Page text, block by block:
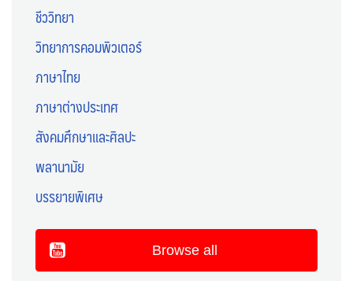
ชีววิทยา
วิทยาการคอมพิวเตอร์
ภาษาไทย
ภาษาต่างประเทศ
สังคมศึกษาและศิลปะ
พลานามัย
บรรยายพิเศษ
Browse all